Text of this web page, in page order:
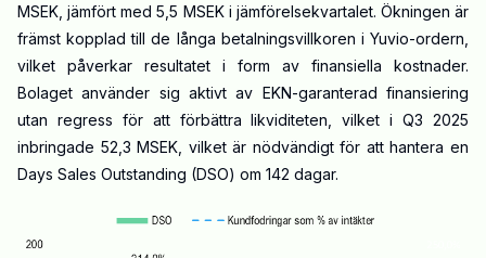
MSEK, jämfört med 5,5 MSEK i jämförelsekvartalet. Ökningen är
främst kopplad till de långa betalningsvillkoren i Yuvio-ordern,
vilket påverkar resultatet i form av finansiella kostnader.
Bolaget använder sig aktivt av EKN-garanterad finansiering
utan regress för att förbättra likviditeten, vilket i Q3 2025
inbringade 52,3 MSEK, vilket är nödvändigt för att hantera en
Days Sales Outstanding (DSO) om 142 dagar.